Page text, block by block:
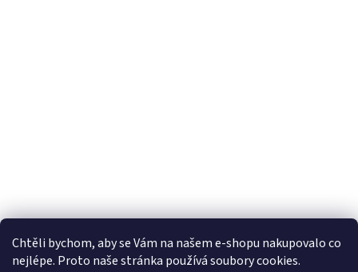
Chtěli bychom, aby se Vám na našem e-shopu nakupovalo co
nejlépe. Proto naše stránka používá soubory cookies.